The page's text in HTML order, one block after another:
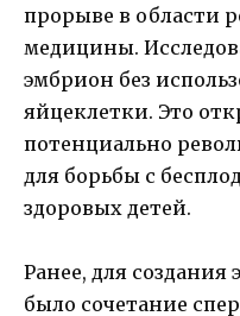
прорыве в области
медицины.
эмбрион без
яйцеклетки. Это
потенциально
для борьбы с
здоровых детей.
Ранее, для
было сочетание